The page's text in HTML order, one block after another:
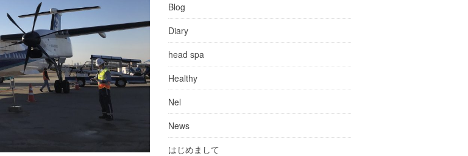
Blog
Diary
head spa
Healthy
Nel
News
はじめまして